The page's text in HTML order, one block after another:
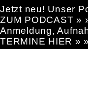
Jetzt neu! Unser
ZUM PODCAST »
Anmeldung,
TERMINE HIER »